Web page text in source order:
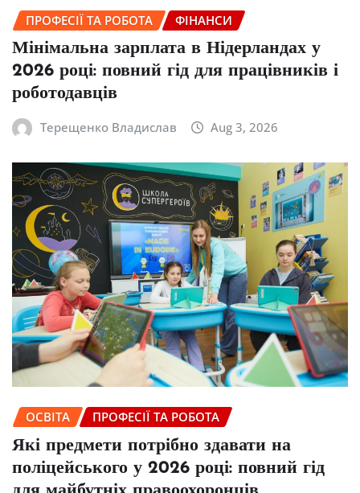
ПРОФЕСІЇ ТА РОБОТА ФІНАНСИ
Мінімальна зарплата в Нідерландах у
2026 році: повний гід для працівників і
роботодавців
Терещенко Владислав Aug 3, 2026
ОСВІТА ПРОФЕСІЇ ТА РОБОТА
Які предмети потрібно здавати на
поліцейського у 2026 році: повний гід